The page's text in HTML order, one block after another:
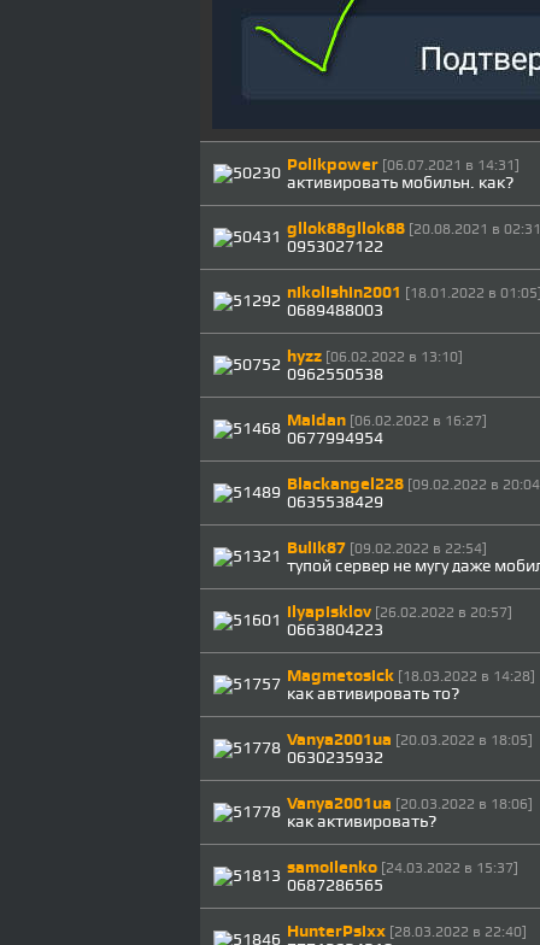
Polikpower [06.07.2021 в 14:31]
активировать мобильн. как?
gllok88gllok88 [20.08.2021 в
0953027122
nikolishin2001 [18.01.2022 в
0689488003
hyzz [06.02.2022 в 13:10]
0962550538
Maidan [06.02.2022 в 16:27]
0677994954
Blackangel228 [09.02.2022 в
0635538429
Bulik87 [09.02.2022 в 22:54]
тупой сервер не мугу даже
ilyapisklov [26.02.2022 в 20:57]
0663804223
Magmetosick [18.03.2022 в 14:28]
как автивировать то?
Vanya2001ua [20.03.2022 в 18:05]
0630235932
Vanya2001ua [20.03.2022 в 18:06]
как активировать?
samoilenko [24.03.2022 в 15:37]
0687286565
HunterPsixx [28.03.2022 в 22:40]